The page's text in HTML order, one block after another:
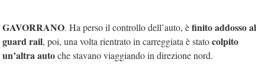
GAVORRANO. Ha perso il controllo dell’auto, èfinito addosso al
guard rail, poi, una volta rientrato in carreggiata è statocolpito
un’altra autoche stavano viaggiando in direzione nord.